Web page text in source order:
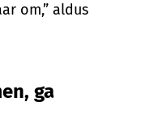
om,” aldus
ga